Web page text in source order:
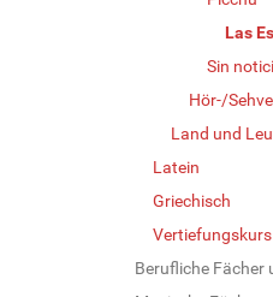
Las
Sin
Hör-/
Land und
Latein
Griechisch
Berufliche Fächer